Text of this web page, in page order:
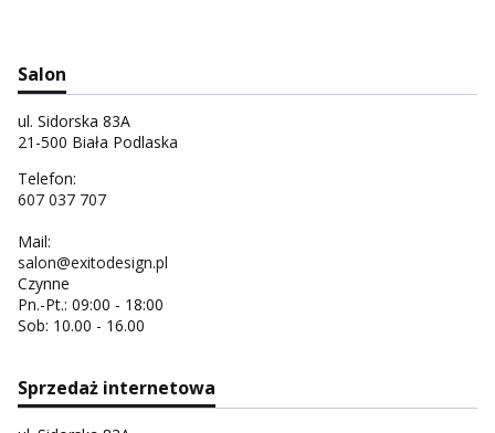
Salon
ul. Sidorska 83A
21-500 Biała Podlaska
Telefon:
607 037 707
Mail:
salon@exitodesign.pl
Czynne
Pn.-Pt.: 09:00 - 18:00
Sob: 10.00 - 16.00
Sprzedaż internetowa